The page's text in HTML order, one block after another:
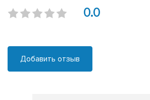
0.0
Добавить отзыв